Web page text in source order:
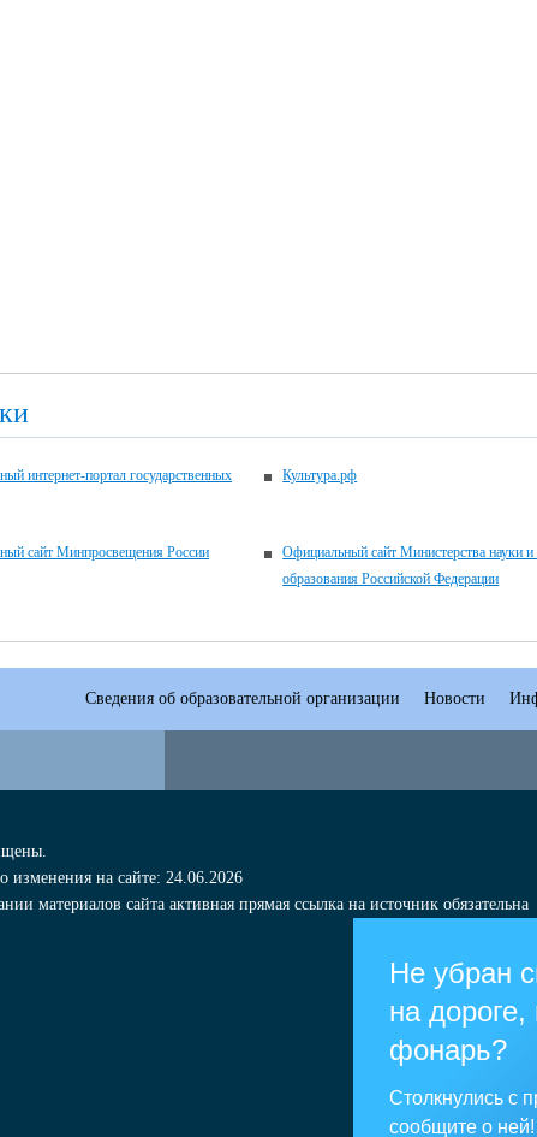
интернет-портал государственных
Культура.рф
сайт Минпросвещения России
Официальный сайт Министерства науки
образования Российской Федерации
Сведения об образовательной организации Новости
изменения на сайте: 24.06.2026
материалов сайта активная прямая ссылка на источник обязательна
Не убран
на дороге,
фонарь?
Столкнулись с
сообщите о ней!